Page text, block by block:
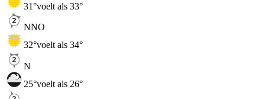
31°voelt als 33°
NNO
32°voelt als 34°
N
25°voelt als 26°